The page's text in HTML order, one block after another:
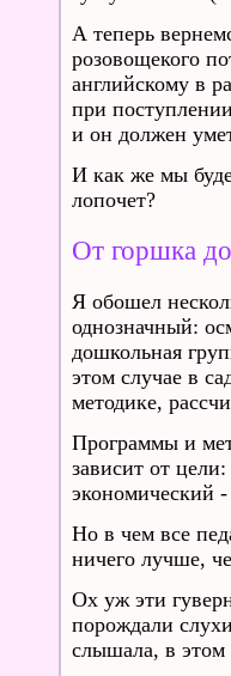
А теперь
розовощекого
английскому в
при
и он должен
И как же мы
лопочет?
От горшка
Я обошел
однозначный:
дошкольная
этом случае в
методике,
Программы и
зависит от
экономический -
Но в чем все
ничего лучше,
Ох уж эти
порождали
слышала, в этом